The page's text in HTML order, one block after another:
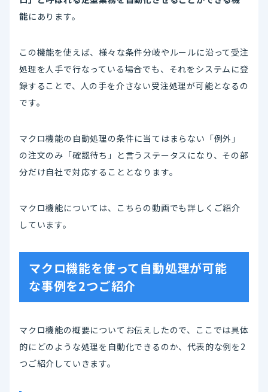
能にあります。
この機能を使えば、様々な条件分岐やルールに沿って受注
処理を人手で行なっている場合でも、それをシステムに登
録することで、人の手を介さない受注処理が可能となるの
です。
マクロ機能の自動処理の条件に当てはまらない「例外」
の注文のみ「確認待ち」と言うステータスになり、その部
分だけ自社で対応することとなります。
マクロ機能については、こちらの動画でも詳しくご紹介
しています。
マクロ機能を使って自動処理が可能
な事例を2つご紹介
マクロ機能の概要についてお伝えしたので、ここでは具体
的にどのような処理を自動化できるのか、代表的な例を2
つご紹介していきます。